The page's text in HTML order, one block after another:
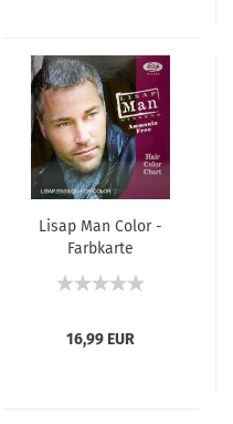
Lisap Man Color -
Farbkarte
16,99 EUR